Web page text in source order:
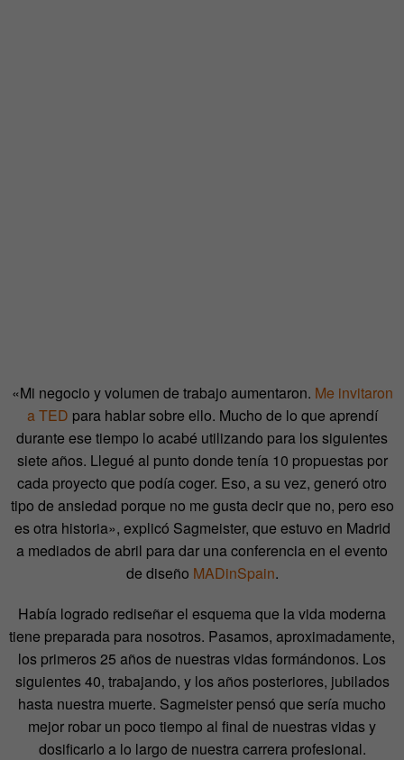
«Mi negocio y volumen de trabajo aumentaron. Me invitaron
a TED para hablar sobre ello. Mucho de lo que aprendí
durante ese tiempo lo acabé utilizando para los siguientes
siete años. Llegué al punto donde tenía 10 propuestas por
cada proyecto que podía coger. Eso, a su vez, generó otro
tipo de ansiedad porque no me gusta decir que no, pero eso
es otra historia», explicó Sagmeister, que estuvo en Madrid
a mediados de abril para dar una conferencia en el evento
de diseño MADinSpain.
Había logrado rediseñar el esquema que la vida moderna
tiene preparada para nosotros. Pasamos, aproximadamente,
los primeros 25 años de nuestras vidas formándonos. Los
siguientes 40, trabajando, y los años posteriores, jubilados
hasta nuestra muerte. Sagmeister pensó que sería mucho
mejor robar un poco tiempo al final de nuestras vidas y
dosificarlo a lo largo de nuestra carrera profesional.